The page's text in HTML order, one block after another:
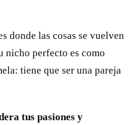
donde las cosas se vuelven
nicho perfecto es como
tiene que ser una pareja
tus pasiones y